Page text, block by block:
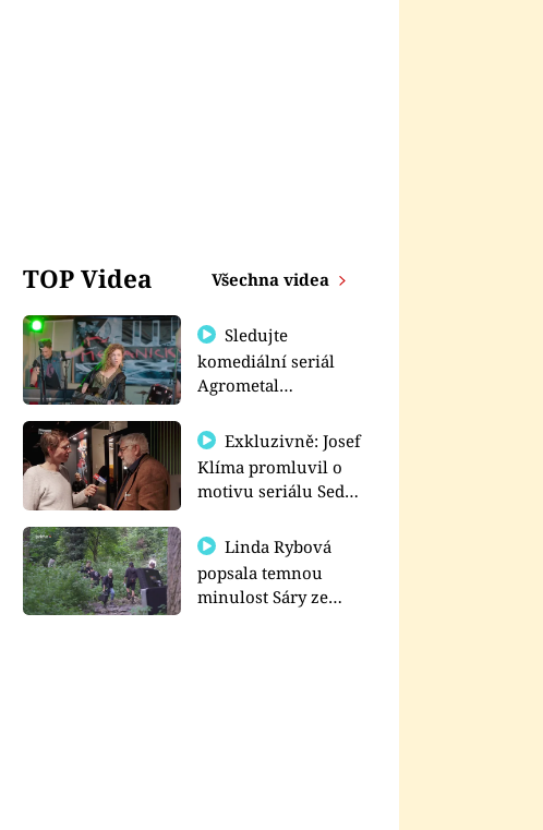
TOP Videa Všechna videa
Sledujte
komediální seriál
Agrometal
prima+
Exkluzivně: Josef
Klíma promluvil o
motivu seriálu Sedm
Linda Rybová
popsala temnou
minulost Sáry ze